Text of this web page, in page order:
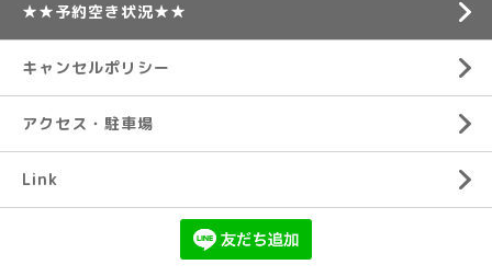
★★予約空き状況★★
キャンセルポリシー
アクセス・駐車場
Link